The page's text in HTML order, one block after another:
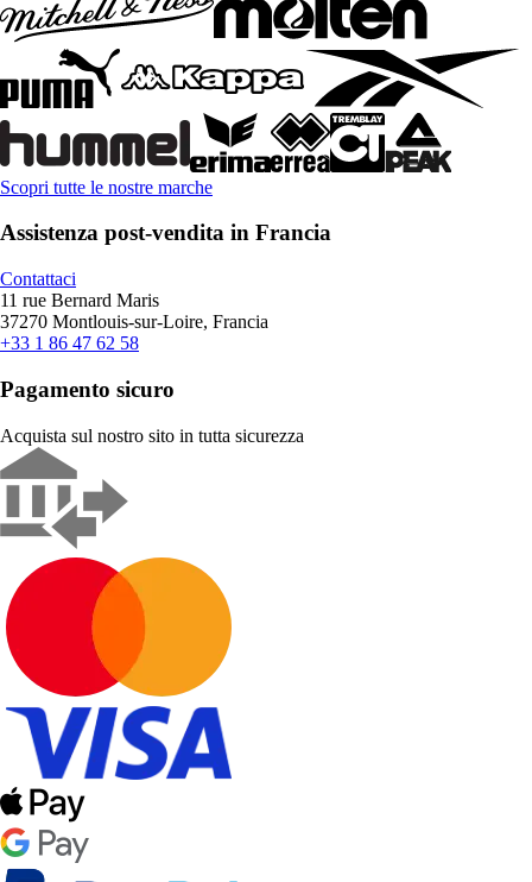
Scopri tutte le nostre marche
Assistenza post-vendita in Francia
Contattaci
11 rue Bernard Maris
37270 Montlouis-sur-Loire, Francia
+33 1 86 47 62 58
Pagamento sicuro
Acquista sul nostro sito in tutta sicurezza